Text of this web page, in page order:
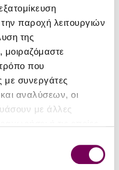
παροχή λειτουργιών
της
μοιραζόμαστε
που
με συνεργάτες
αναλύσεων, οι
με άλλες
Eratini Winery Naked
Queen 2022
19.50€
19.80€